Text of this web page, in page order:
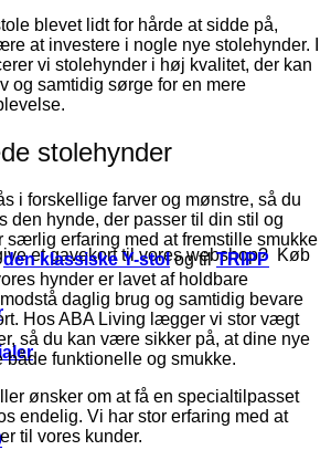
et gavekort til vores webshop? Køb
blevet lidt for hårde at sidde på,
at investere i nogle nye stolehynder. I
vi stolehynder i høj kvalitet, der kan
og samtidig sørge for en mere
stolehynder
i forskellige farver og mønstre, så du
den hynde, der passer til din stil og
særlig erfaring med at fremstille smukke
den klassiske Y-stol og tilTRIPP
hynder er lavet af holdbare
daglig brug og samtidig bevare
Hos ABA Living lægger vi stor vægt
så du kan være sikker på, at dine nye
funktionelle og smukke.
ønsker om at få en specialtilpasset
endelig. Vi har stor erfaring med at
til vores kunder.